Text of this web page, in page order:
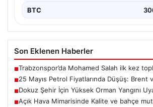
BTC
Son Eklenen Haberler
■Trabzonspor’da Mohamed Salah ilk kez
■25 Mayıs Petrol Fiyatlarında Düşüş: Brent
■Dokuz Şehir İçin Yüksek Orman Yangını
■Açık Hava Mimarisinde Kalite ve bahçe